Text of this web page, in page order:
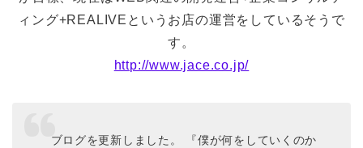
ィング+REALIVEというお店の運営をしているそうで
す。
http://www.jace.co.jp/
ブログを更新しました。 『僕が何をしていくのか